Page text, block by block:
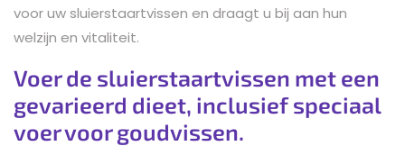
voor uw sluierstaartvissen en draagt u bij aan hun
welzijn en vitaliteit.
Voer de sluierstaartvissen met een
gevarieerd dieet, inclusief speciaal
voer voor goudvissen.